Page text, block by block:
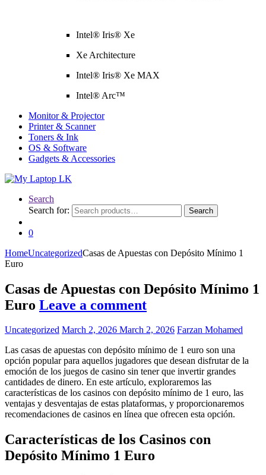
Intel® Iris® Xe
Xe Architecture
Intel® Iris® Xe MAX
Intel® Arc™
Monitor & Projector
Printer & Scanner
Toners & Ink
OS & Software
Gadgets & Accessories
Search
Search for:
Search
0
HomeUncategorizedCasas de Apuestas con Depósito Mínimo 1
Euro
Casas de Apuestas con Depósito Mínimo 1
Euro Leave a comment
Uncategorized March 2, 2026 March 2, 2026 Farzan Mohamed
Las casas de apuestas con depósito mínimo de 1 euro son una
opción popular para aquellos jugadores que desean disfrutar de la
emoción de los juegos de casino sin tener que invertir grandes
cantidades de dinero. En este artículo, exploraremos las
características de los casinos con depósito mínimo de 1 euro, las
ventajas y desventajas de estas plataformas, y proporcionaremos
recomendaciones de casinos en línea que ofrecen esta opción.
Características de los Casinos con
Depósito Mínimo 1 Euro